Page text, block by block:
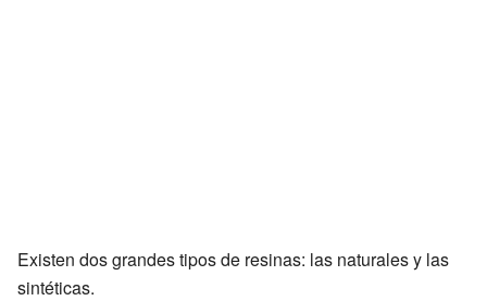
Existen dos grandes tipos de resinas: las naturales y las
sintéticas.